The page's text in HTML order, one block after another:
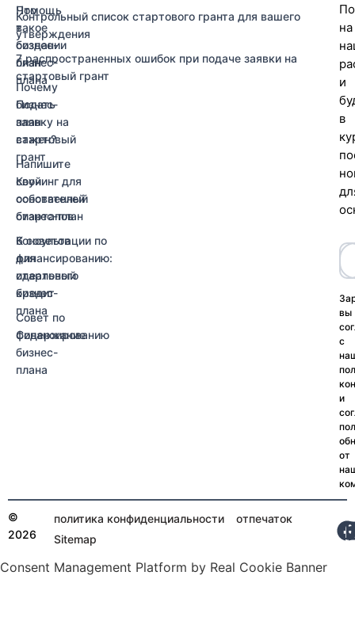
Помощь
в
создании
бизнес-
плана
Подать
заявку на
стартовый
грант
Коучинг для
основателей
стартапов
Консультации по
финансированию:
стартовый
кредит
Совет по
финансированию
Что
такое
бизнес-
план
Почему
бизнес-
план
важен?
Напишите
свой
собственный
бизнес-план
6 советов
для
идеального
бизнес-
плана
Содержание
бизнес-
плана
Контрольный список стартового гранта для вашего
утверждения
7 распространенных ошибок при подаче заявки на
стартовый грант
на
и
в
вы
с
и
от
©
2026
политика конфиденциальности
отпечаток
Sitemap
Consent Management Platform by Real Cookie Banner